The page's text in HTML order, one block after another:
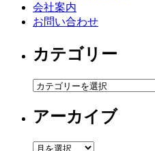
会社案内
お問い合わせ
カテゴリー
カ
ゴ
ー
アーカイブ
ア